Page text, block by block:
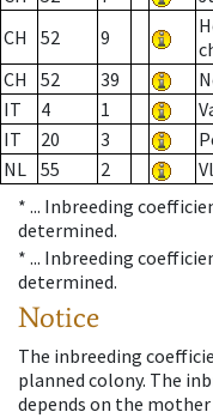
CH
52 9
CH
52 39
IT
4 1
IT
20 3
NL 55 2
* ... Inbreeding
determined.
* ... Inbreeding
determined.
Notice
The inbreeding
planned colony. The
depends on the mother